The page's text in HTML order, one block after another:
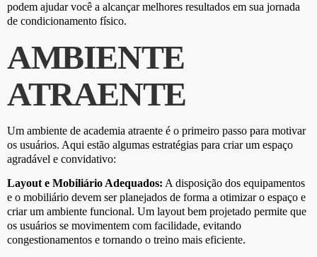
podem ajudar você a alcançar melhores resultados em sua jornada
de condicionamento físico.
AMBIENTE
ATRAENTE
Um ambiente de academia atraente é o primeiro passo para motivar
os usuários. Aqui estão algumas estratégias para criar um espaço
agradável e convidativo:
Layout e Mobiliário Adequados: A disposição dos equipamentos
e o mobiliário devem ser planejados de forma a otimizar o espaço e
criar um ambiente funcional. Um layout bem projetado permite que
os usuários se movimentem com facilidade, evitando
congestionamentos e tornando o treino mais eficiente.